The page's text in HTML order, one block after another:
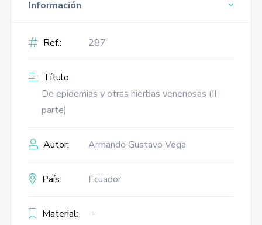
Información
Ref.: 287
Título:
De epidemias y otras hierbas venenosas (II
parte)
Autor: Armando Gustavo Vega
País: Ecuador
Material: -